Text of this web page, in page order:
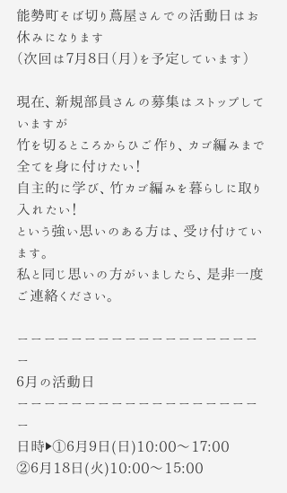
能勢町そば切り蔦屋さんでの活動日はお
休みになります
（次回は７月８日（月）を予定しています）
現在、新規部員さんの募集はストップして
いますが
竹を切るところからひご作り、カゴ編みまで
全てを身に付けたい！
自主的に学び、竹カゴ編みを暮らしに取り
入れたい！
という強い思いのある方は、受け付けてい
ます。
私と同じ思いの方がいましたら、是非一度
ご連絡ください。
ーーーーーーーーーーーーーーーーーー
ー
６月の活動日
ーーーーーーーーーーーーーーーーーー
ー
日時▶①６月９日(日)10:00〜1７:00
②６月1８日(火)10:00〜1５:00